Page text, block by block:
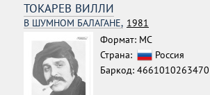
ТОКАРЕВ ВИЛЛИ
В ШУМНОМ БАЛАГАНЕ, 1981
Формат: MC
Страна:
Россия
Баркод: 4661010263470